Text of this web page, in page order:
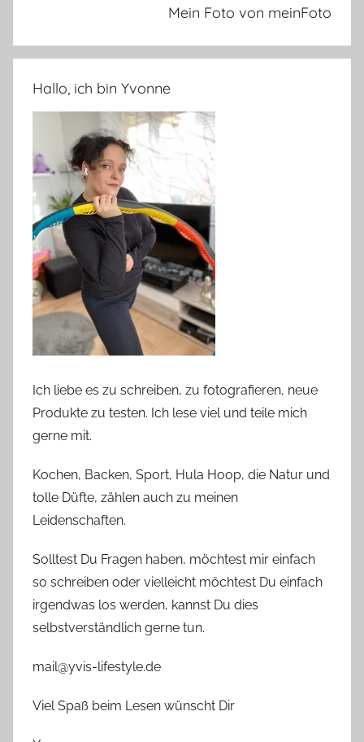
Mein Foto von meinFoto
Hallo, ich bin Yvonne
Ich liebe es zu schreiben, zu fotografieren, neue
Produkte zu testen. Ich lese viel und teile mich
gerne mit.
Kochen, Backen, Sport, Hula Hoop, die Natur und
tolle Düfte, zählen auch zu meinen
Leidenschaften.
Solltest Du Fragen haben, möchtest mir einfach
so schreiben oder vielleicht möchtest Du einfach
irgendwas los werden, kannst Du dies
selbstverständlich gerne tun.
mail@yvis-lifestyle.de
Viel Spaß beim Lesen wünscht Dir